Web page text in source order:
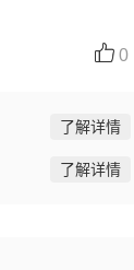
0
了解详情
了解详情